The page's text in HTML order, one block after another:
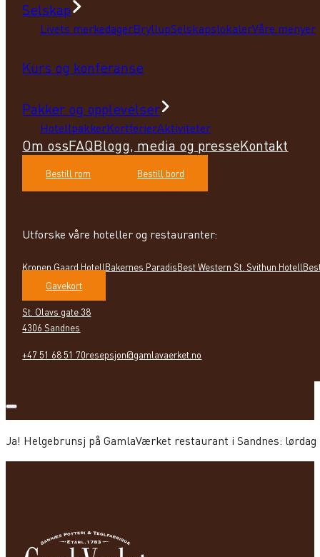
Selskap
Livets merkedagerBryllupSelskapslokalerVåre menyer
Kurs og konferanse
Pakker og opplevelser
HotellpakkerKortferierAktiviteter
Om ossFAQBlogg, media og presseKontakt
Bestill rom Bestill bord
Utforske våre hoteller og restauranter:
Kronen Gaard HotellBakernes ParadisBest Western St. Svithun Hotell
Gavekort
St. Olavs gate 38
4306 Sandnes
+47 51 68 51 70resepsjon@gamlavaerket.no
Ja! Helgebrunsj på GamlaVærket restaurant i Sandnes: